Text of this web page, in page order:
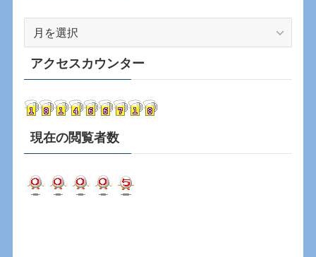
カ
イ
アクセスカウンター
現在の閲覧者数